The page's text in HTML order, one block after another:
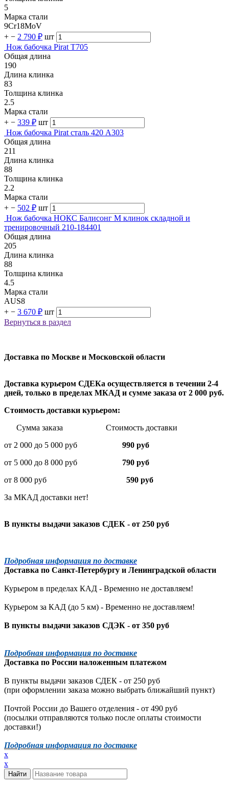
5
Марка стали
9Cr18MoV
+ − 2 790 ₽ шт
Нож бабочка Pirat T705
Общая длина
190
Длина клинка
83
Толщина клинка
2.5
Марка стали
+ − 339 ₽ шт
Нож бабочка Pirat сталь 420 A303
Общая длина
211
Длина клинка
88
Толщина клинка
2.2
Марка стали
+ − 502 ₽ шт
Нож бабочка НОКС Балисонг М клинок складной и
тренировочный 210-184401
Общая длина
205
Длина клинка
88
Толщина клинка
4.5
Марка стали
AUS8
+ − 3 670 ₽ шт
Вернуться в раздел
Доставка по Москве и Московской области
Доставка курьером СДЕКа осуществляется в течении 2-4
дней, только в пределах МКАД и сумме заказа от 2 000 руб.
Стоимость доставки курьером:
Сумма заказа Стоимость доставки
от 2 000 до 5 000 руб
990 руб
от 5 000 до 8 000 руб 790 руб
от 8 000 руб 590 руб
За МКАД доставки нет!
В пункты выдачи заказов СДЕК - от 250 руб
Подробная информация по доставке
Доставка по Санкт-Петербургу и Ленинградской области
Курьером в пределах КАД - Временно не доставляем!
Курьером за КАД (до 5 км) - Временно не доставляем!
В пункты выдачи заказов СДЭК - от 350 руб
Подробная информация по доставке
Доставка по России наложенным платежом
В пункты выдачи заказов СДЕК - от 250 руб
(при оформлении заказа можно выбрать ближайший пункт)
Почтой России до Вашего отделения - от 490 руб
(посылки отправляются только после оплаты стоимости
доставки!)
Подробная информация по доставке
x
x